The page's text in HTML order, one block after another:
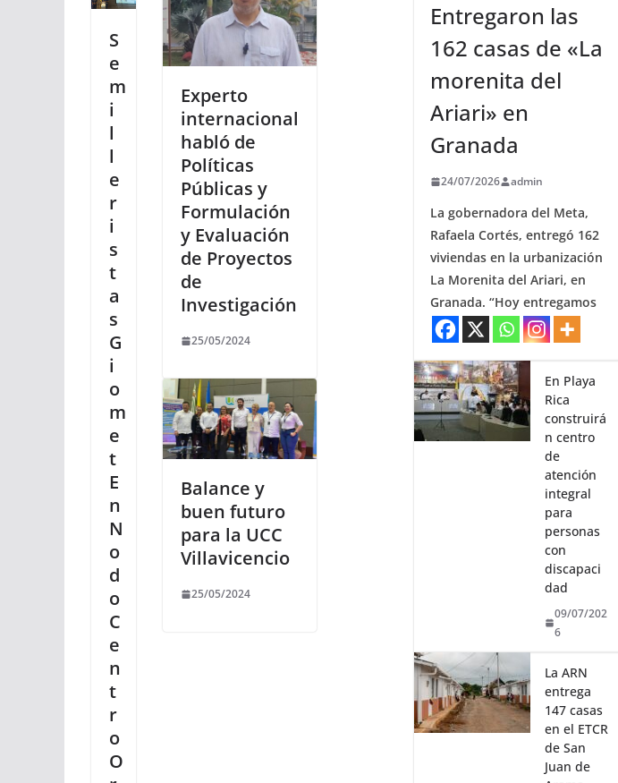
S
e
m
i
l
l
e
r
i
s
t
a
s
G
i
o
m
e
t
E
n
N
o
d
o
C
e
n
t
r
o
O
Experto
internacional
habló de
Políticas
Públicas y
Formulación
y Evaluación
de Proyectos
de
Investigación
25/05/2024
Balance y
buen futuro
para la UCC
Villavicencio
25/05/2024
Entregaron las
162 casas de «La
morenita del
Ariari» en
Granada
24/07/2026 admin
La gobernadora del Meta,
Rafaela Cortés, entregó 162
viviendas en la urbanización
La Morenita del Ariari, en
Granada. “Hoy entregamos
En Playa
Rica
construirá
n centro
de
atención
integral
para
personas
con
discapaci
dad
09/07/202
6
La ARN
entrega
147 casas
en el ETCR
de San
Juan de